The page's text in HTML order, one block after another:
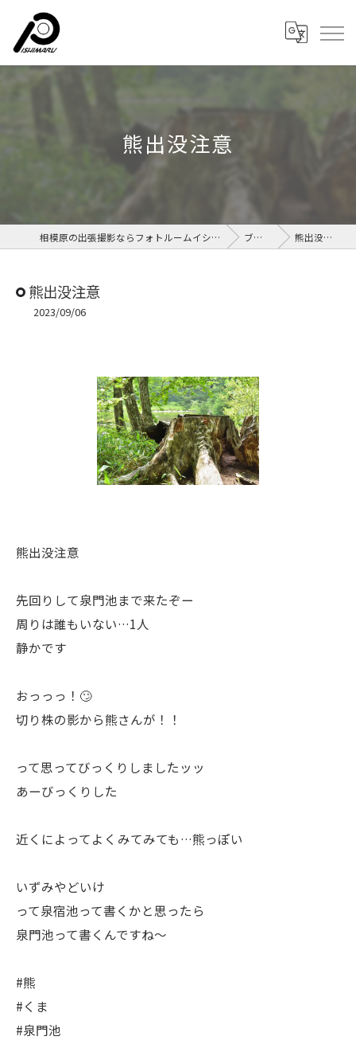
熊出没注意
相模原の出張撮影ならフォトルームイシマル ブログ 熊出没注意
熊出没注意
2023/09/06
熊出没注意
先回りして泉門池まで来たぞー
周りは誰もいない…1人
静かです
おっっっ！🙄
切り株の影から熊さんが！！
って思ってびっくりしましたッッ
あーびっくりした
近くによってよくみてみても…熊っぽい
いずみやどいけ
って泉宿池って書くかと思ったら
泉門池って書くんですね〜
#熊
#くま
#泉門池